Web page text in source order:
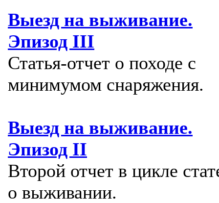
Выезд на выживание.
Эпизод III
Статья-отчет о походе с
минимумом снаряжения.
Выезд на выживание.
Эпизод II
Второй отчет в цикле
о выживании.